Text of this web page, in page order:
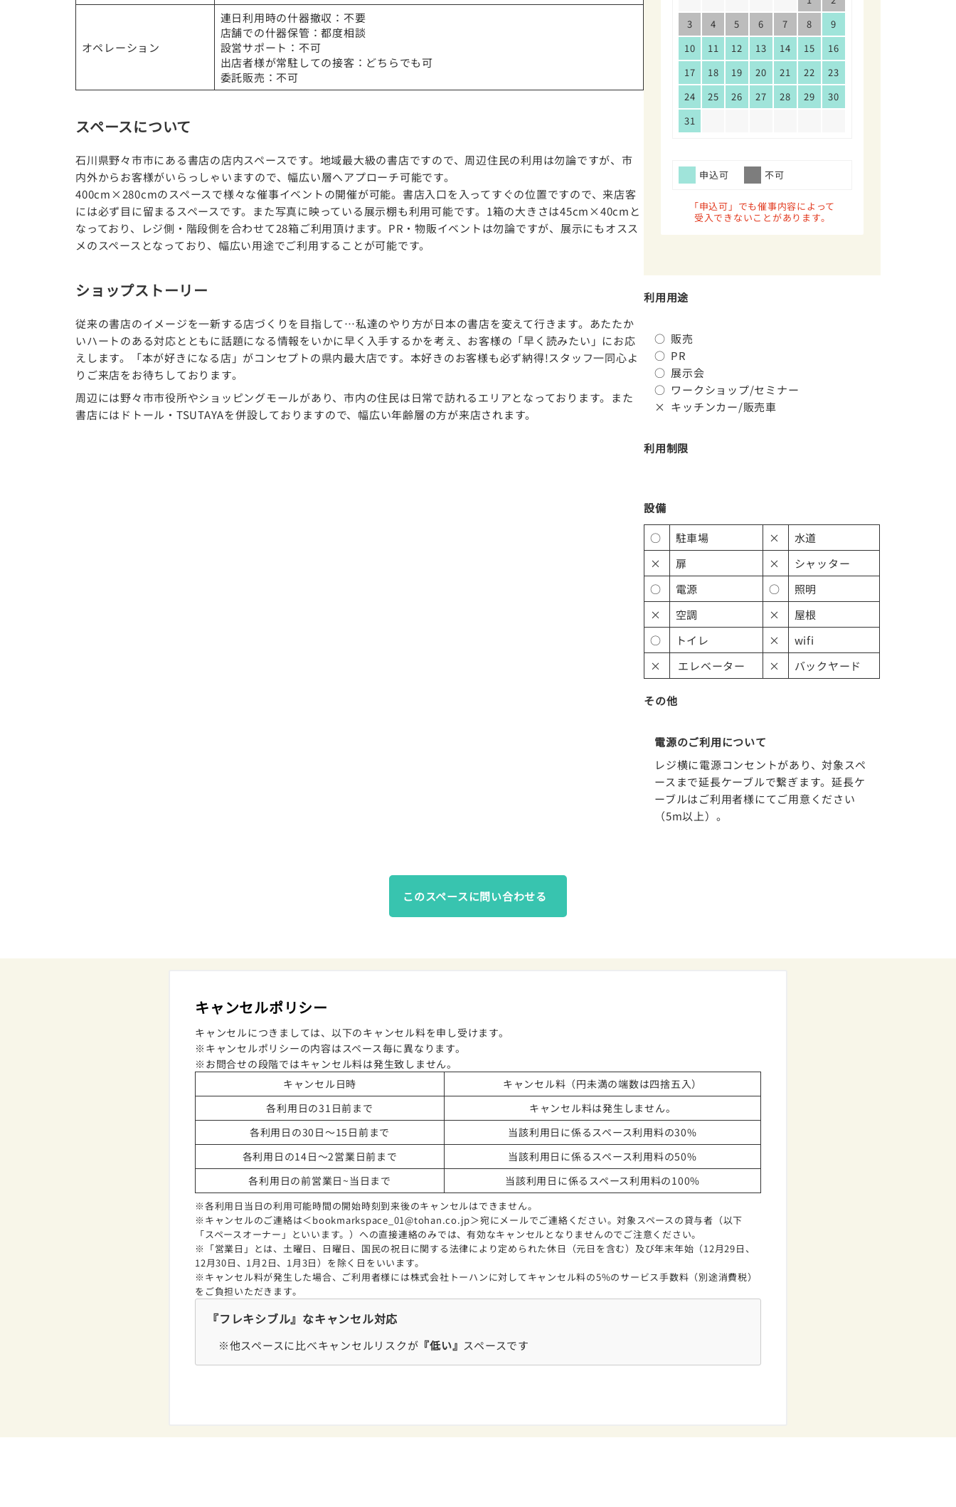
オペレーション
連日利用時の什器撤収：不要
店舗での什器保管：都度相談
設営サポート：不可
出店者様が常駐しての接客：どちらでも可
委託販売：不可
スペースについて
石川県野々市市にある書店の店内スペースです。地域最大級の書店ですので、周辺住民の利用は勿論ですが、市
内外からお客様がいらっしゃいますので、幅広い層へアプローチ可能です。
400cm×280cmのスペースで様々な催事イベントの開催が可能。書店入口を入ってすぐの位置ですので、来店客
には必ず目に留まるスペースです。また写真に映っている展示棚も利用可能です。1箱の大きさは45cm×40cmと
なっており、レジ側・階段側を合わせて28箱ご利用頂けます。PR・物販イベントは勿論ですが、展示にもオスス
メのスペースとなっており、幅広い用途でご利用することが可能です。
ショップストーリー
従来の書店のイメージを一新する店づくりを目指して…私達のやり方が日本の書店を変えて行きます。あたたか
いハートのある対応とともに話題になる情報をいかに早く入手するかを考え、お客様の「早く読みたい」にお応
えします。「本が好きになる店」がコンセプトの県内最大店です。本好きのお客様も必ず納得!スタッフ一同心よ
りご来店をお待ちしております。
周辺には野々市市役所やショッピングモールがあり、市内の住民は日常で訪れるエリアとなっております。また
書店にはドトール・TSUTAYAを併設しておりますので、幅広い年齢層の方が来店されます。
3
4 5 6 7 8
9
10
11 12 13 14 15
16
17
18 19 20 21 22
23
24
25 26 27 28 29
30
31
申込可 不可
「申込可」でも催事内容によって
受入できないことがあります。
利用用途
○ 販売
○ PR
○ 展示会
○ ワークショップ/セミナー
× キッチンカー/販売車
利用制限
設備
○
駐車場 ×
水道
×
扉 ×
シャッター
○
電源 ○
照明
×
空調 ×
屋根
○
トイレ ×
wifi
×
エレベーター × バックヤード
その他
電源のご利用について
レジ横に電源コンセントがあり、対象スペ
ースまで延長ケーブルで繋ぎます。延長ケ
ーブルはご利用者様にてご用意ください
（5m以上）。
このスペースに問い合わせる
キャンセルポリシー
キャンセルにつきましては、以下のキャンセル料を申し受けます。
※キャンセルポリシーの内容はスペース毎に異なります。
※お問合せの段階ではキャンセル料は発生致しません。
キャンセル日時
キャンセル料（円未満の端数は四捨五入）
各利用日の31日前まで
キャンセル料は発生しません。
各利用日の30日～15日前まで
当該利用日に係るスペース利用料の30%
各利用日の14日～2営業日前まで
当該利用日に係るスペース利用料の50%
各利用日の前営業日~当日まで
当該利用日に係るスペース利用料の100%
※各利用日当日の利用可能時間の開始時刻到来後のキャンセルはできません。
※キャンセルのご連絡は＜bookmarkspace_01@tohan.co.jp＞宛にメールでご連絡ください。対象スペースの貸与者（以下
「スペースオーナー」といいます。）への直接連絡のみでは、有効なキャンセルとなりませんのでご注意ください。
※「営業日」とは、土曜日、日曜日、国民の祝日に関する法律により定められた休日（元日を含む）及び年末年始（12月29日、
12月30日、1月2日、1月3日）を除く日をいいます。
※キャンセル料が発生した場合、ご利用者様には株式会社トーハンに対してキャンセル料の5%のサービス手数料（別途消費税）
をご負担いただきます。
『フレキシブル』なキャンセル対応
※他スペースに比べキャンセルリスクが 『低い』 スペースです